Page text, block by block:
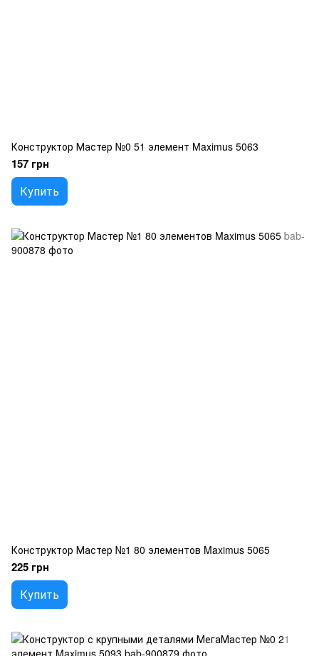
Конструктор Мастер №0 51 элемент Maximus 5063
157 грн
Купить
Конструктор Мастер №1 80 элементов Maximus 5065
225 грн
Купить